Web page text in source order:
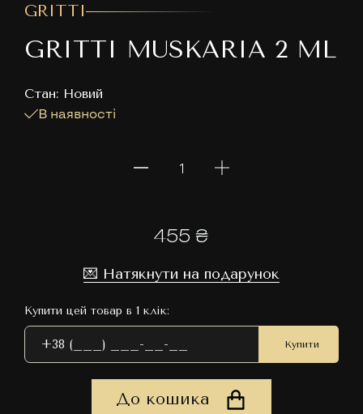
GRITTI
GRITTI MUSKARIA 2 ML
Cтан: Новий
В наявності
455 ₴
💌 Натякнути на подарунок
Купити цей товар в 1 клік:
Купити
До кошика